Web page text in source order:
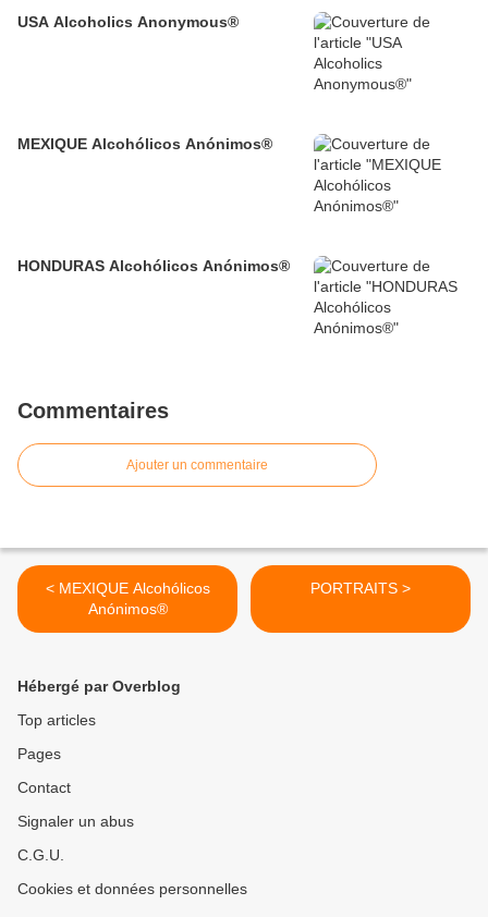
USA Alcoholics Anonymous®
MEXIQUE Alcohólicos Anónimos®
HONDURAS Alcohólicos Anónimos®
Commentaires
Ajouter un commentaire
< MEXIQUE Alcohólicos
Anónimos®
PORTRAITS >
Hébergé par Overblog
Top articles
Pages
Contact
Signaler un abus
C.G.U.
Cookies et données personnelles